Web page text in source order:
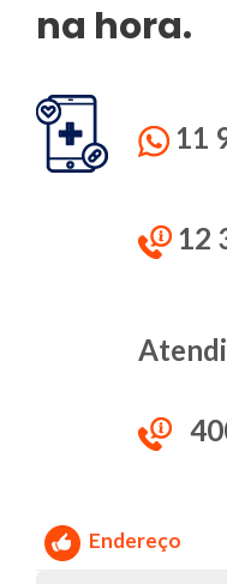
na hora.
11
12
Endereço